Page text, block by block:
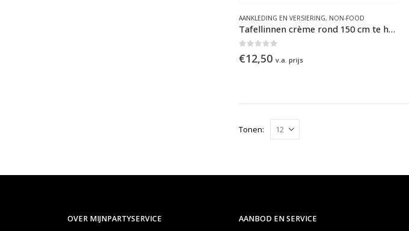
AANKLEDING EN VERSIERING, NON-FOOD
Tafellinnen crème rond 150 cm te huur
€12,50 v.a. prijs
Tonen:
OVER MIJNPARTYSERVICE AANBOD EN SERVICE